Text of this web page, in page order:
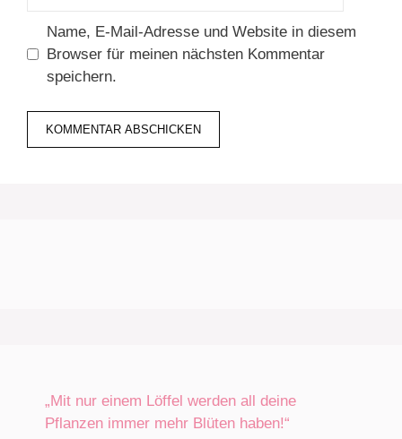
Name, E-Mail-Adresse und Website in diesem
Browser für meinen nächsten Kommentar
speichern.
„Mit nur einem Löffel werden all deine
Pflanzen immer mehr Blüten haben!“